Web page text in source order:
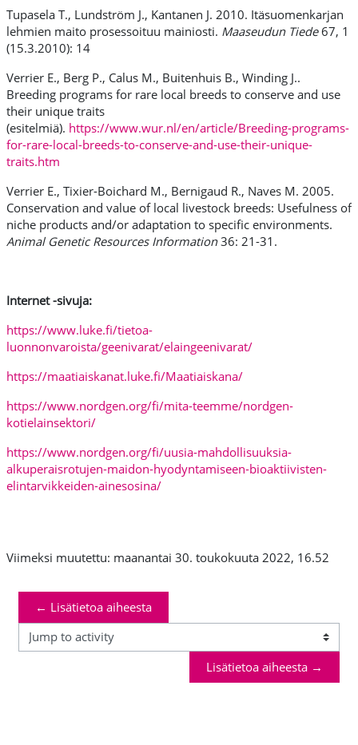
Tupasela T., Lundström J., Kantanen J. 2010. Itäsuomenkarjan
lehmien maito prosessoituu mainiosti. Maaseudun Tiede67, 1
(15.3.2010): 14
Verrier E., Berg P., Calus M., Buitenhuis B., Winding J..
Breeding programs for rare local breeds to conserve and use
their unique traits
(esitelmiä). https://www.wur.nl/en/article/Breeding-programs-
for-rare-local-breeds-to-conserve-and-use-their-unique-
traits.htm
Verrier E., Tixier-Boichard M., Bernigaud R., Naves M. 2005.
Conservation and value of local livestock breeds: Usefulness of
niche products and/or adaptation to specific environments.
Animal Genetic Resources Information36: 21-31.
Internet -sivuja:
https://www.luke.fi/tietoa-
luonnonvaroista/geenivarat/elaingeenivarat/
https://maatiaiskanat.luke.fi/Maatiaiskana/
https://www.nordgen.org/fi/mita-teemme/nordgen-
kotielainsektori/
https://www.nordgen.org/fi/uusia-mahdollisuuksia-
alkuperaisrotujen-maidon-hyodyntamiseen-bioaktiivisten-
elintarvikkeiden-ainesosina/
Viimeksi muutettu: maanantai 30. toukokuuta 2022, 16.52
← Lisätietoa aiheesta
Jump to activity
Lisätietoa aiheesta →